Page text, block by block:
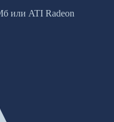
или ATI Radeon